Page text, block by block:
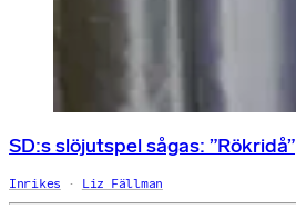
SD:s slöjutspel sågas: ”Rökridå”
Inrikes Liz Fällman